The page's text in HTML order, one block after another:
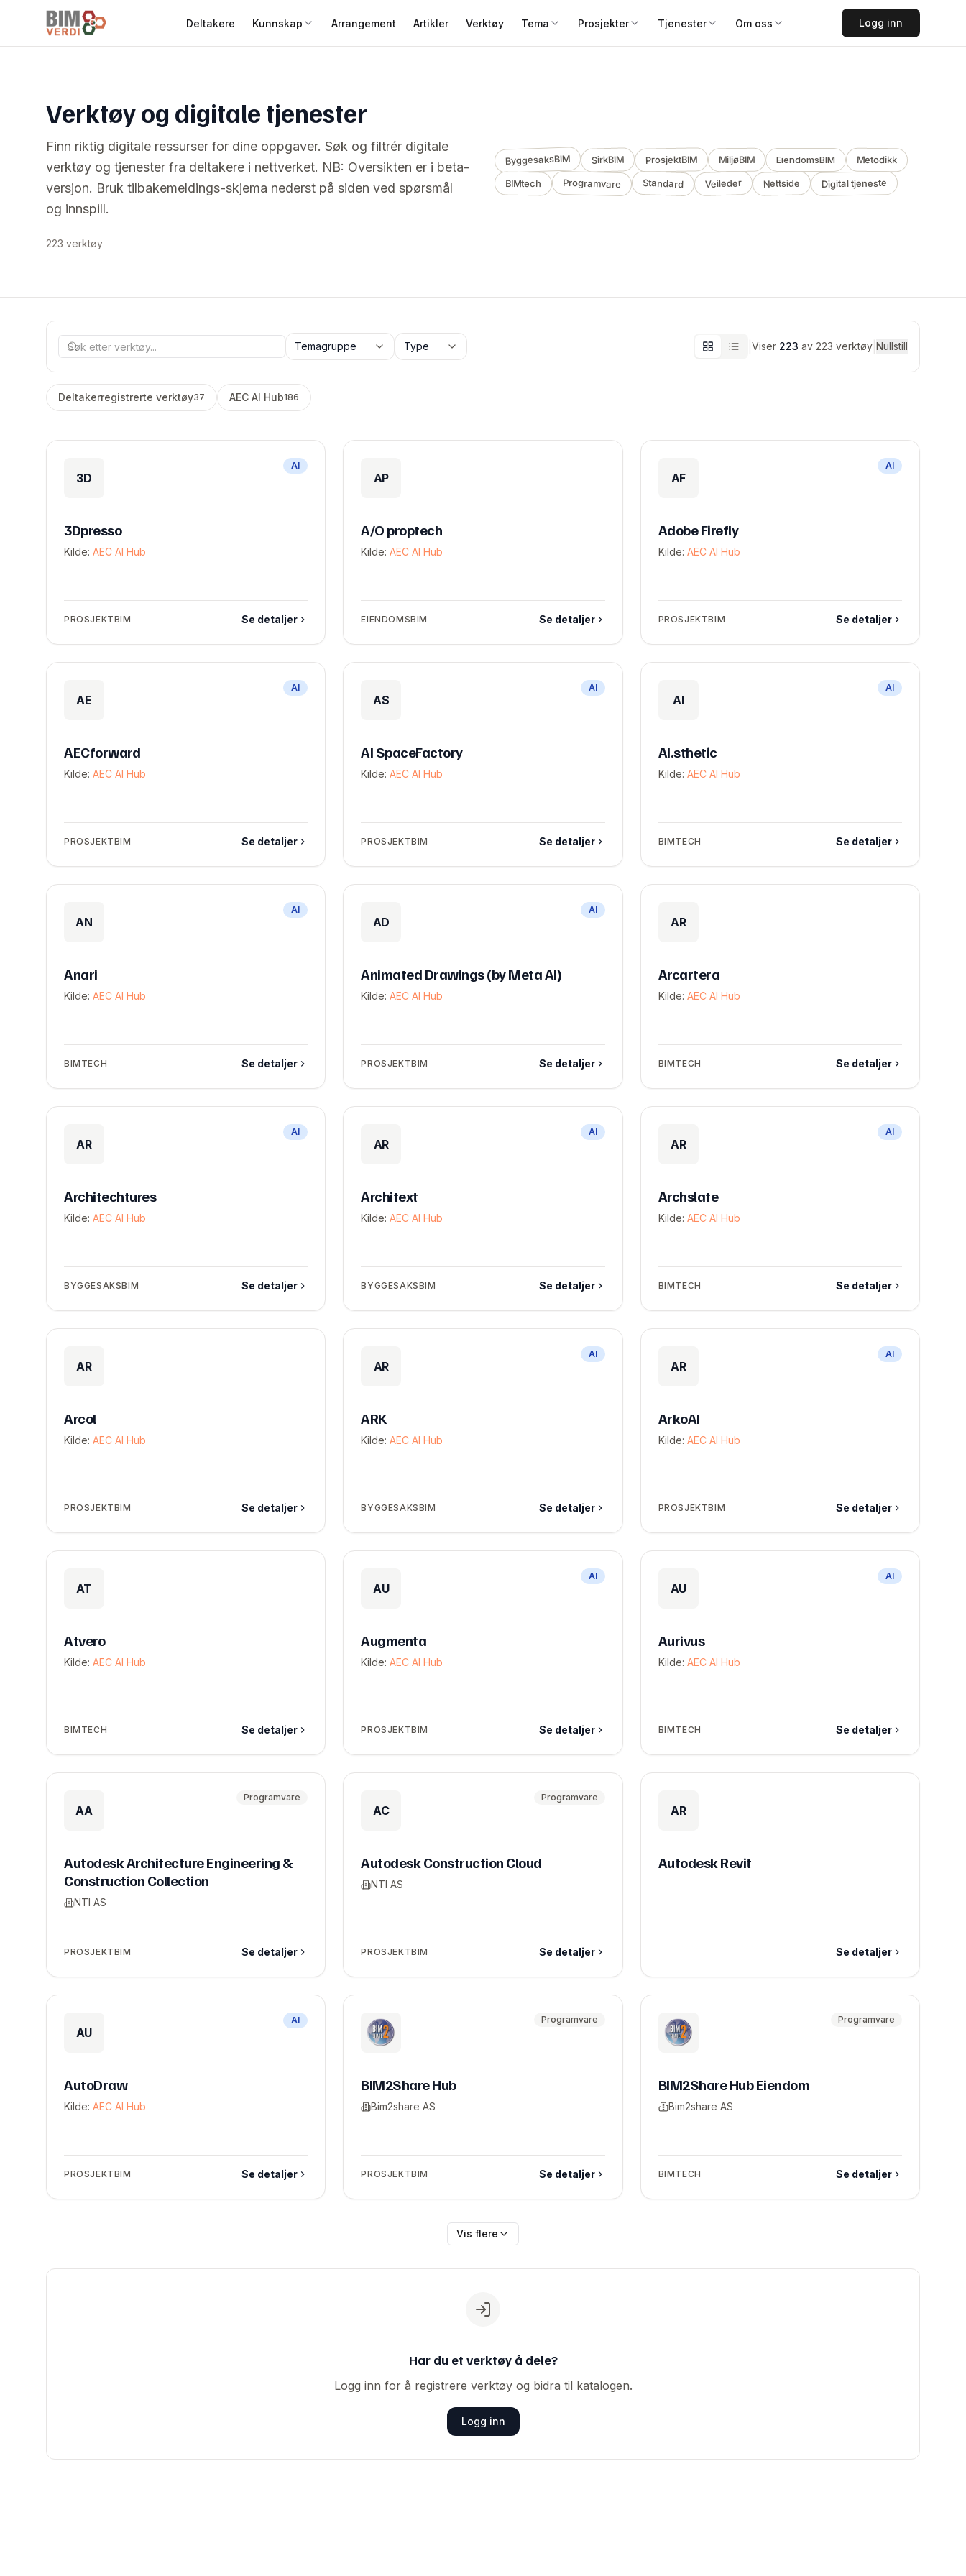
Deltakere Kunnskap Arrangement Artikler Verktøy Tema Prosjekter Tjenester Om oss Logg inn
Verktøy og digitale tjenester
Finn riktig digitale ressurser for dine oppgaver. Søk og filtrér digitale
verktøy og tjenester fra deltakere i nettverket. NB: Oversikten er i beta-
versjon. Bruk tilbakemeldings-skjema nederst på siden ved spørsmål
og innspill.
223 verktøy
ByggesaksBIM SirkBIM ProsjektBIM MiljøBIM EiendomsBIM Metodikk
BIMtech Programvare Standard Veileder Nettside Digital tjeneste
Temagruppe Type Viser 223 av 223 verktøy Nullstill
Deltakerregistrerte verktøy37 AEC AI Hub186
3D
AI
3Dpresso
Kilde: AEC AI Hub
PROSJEKTBIM Se detaljer
AP
A/O proptech
Kilde:AEC AI Hub
EIENDOMSBIM Se detaljer
AF
AI
Adobe Firefly
Kilde: AEC AI Hub
PROSJEKTBIM Se detaljer
AE
AI
AECforward
Kilde: AEC AI Hub
PROSJEKTBIM Se detaljer
AS
AI
AI SpaceFactory
Kilde:AEC AI Hub
PROSJEKTBIM Se detaljer
AI
AI
AI.sthetic
Kilde: AEC AI Hub
BIMTECH Se detaljer
AN
AI
Anari
Kilde: AEC AI Hub
BIMTECH Se detaljer
AD
AI
Animated Drawings (by Meta AI)
Kilde:AEC AI Hub
PROSJEKTBIM Se detaljer
AR
Arcartera
Kilde: AEC AI Hub
BIMTECH Se detaljer
AR
AI
Architechtures
Kilde: AEC AI Hub
BYGGESAKSBIM Se detaljer
AR
AI
Architext
Kilde:AEC AI Hub
BYGGESAKSBIM Se detaljer
AR
AI
Archslate
Kilde: AEC AI Hub
BIMTECH Se detaljer
AR
Arcol
Kilde: AEC AI Hub
PROSJEKTBIM Se detaljer
AR
AI
ARK
Kilde:AEC AI Hub
BYGGESAKSBIM Se detaljer
AR
AI
ArkoAI
Kilde: AEC AI Hub
PROSJEKTBIM Se detaljer
AT
Atvero
Kilde: AEC AI Hub
BIMTECH Se detaljer
AU
AI
Augmenta
Kilde:AEC AI Hub
PROSJEKTBIM Se detaljer
AU
AI
Aurivus
Kilde: AEC AI Hub
BIMTECH Se detaljer
AA
Programvare
Autodesk Architecture Engineering &
Construction Collection
NTI AS
PROSJEKTBIM Se detaljer
AC
Programvare
Autodesk Construction Cloud
NTI AS
PROSJEKTBIM Se detaljer
AR
Autodesk Revit
Se detaljer
AU
AI
AutoDraw
Kilde: AEC AI Hub
PROSJEKTBIM Se detaljer
Programvare
BIM2Share Hub
Bim2share AS
PROSJEKTBIM Se detaljer
Programvare
BIM2Share Hub Eiendom
Bim2share AS
BIMTECH Se detaljer
Vis flere
Har du et verktøy å dele?
Logg inn for å registrere verktøy og bidra til katalogen.
Logg inn